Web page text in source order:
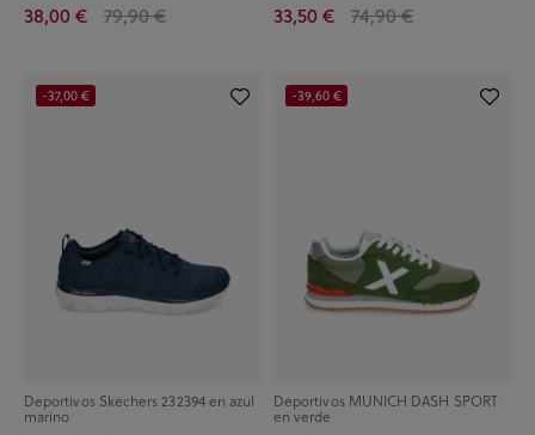
38,00 € 79,90 € 33,50 € 74,90 €
Deportivos Skechers 232394 en azul
marino
-37,00 €
Deportivos MUNICH DASH SPORT
en verde
-39,60 €